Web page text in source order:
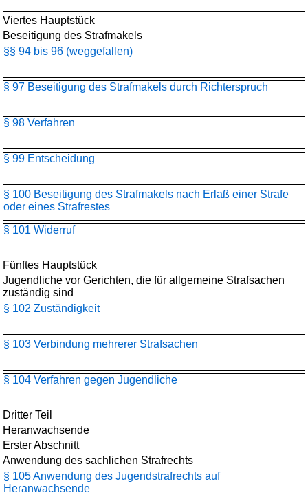
Viertes Hauptstück
Beseitigung des Strafmakels
§§ 94 bis 96 (weggefallen)
§ 97 Beseitigung des Strafmakels durch Richterspruch
§ 98 Verfahren
§ 99 Entscheidung
§ 100 Beseitigung des Strafmakels nach Erlaß einer Strafe
oder eines Strafrestes
§ 101 Widerruf
Fünftes Hauptstück
Jugendliche vor Gerichten, die für allgemeine Strafsachen
zuständig sind
§ 102 Zuständigkeit
§ 103 Verbindung mehrerer Strafsachen
§ 104 Verfahren gegen Jugendliche
Dritter Teil
Heranwachsende
Erster Abschnitt
Anwendung des sachlichen Strafrechts
§ 105 Anwendung des Jugendstrafrechts auf
Heranwachsende